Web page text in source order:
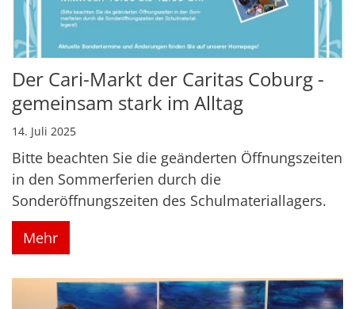
Der Cari-Markt der Caritas Coburg -
gemeinsam stark im Alltag
14. Juli 2025
Bitte beachten Sie die geänderten Öffnungszeiten
in den Sommerferien durch die
Sonderöffnungszeiten des Schulmateriallagers.
Mehr